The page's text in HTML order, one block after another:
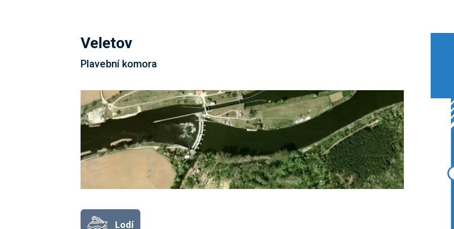
Veletov
Plavební komora
Lodí